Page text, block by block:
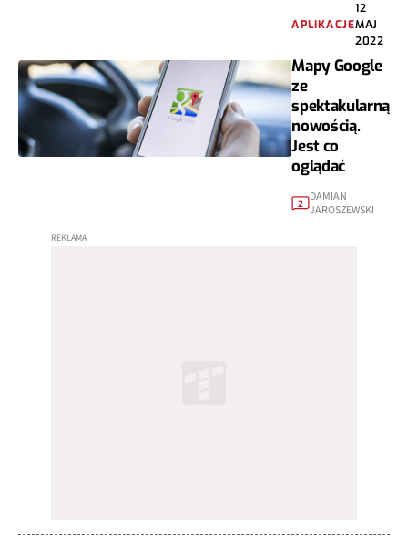
APLIKACJE
12
MAJ
2022
Mapy Google
ze
spektakularną
nowością.
Jest co
oglądać
2
DAMIAN
JAROSZEWSKI